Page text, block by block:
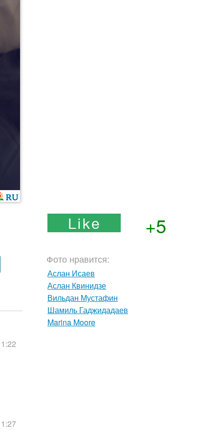
+5
Фото нравится:
Аслан Исаев
Аслан Квинидзе
Вильдан Мустафин
Шамиль Гаджидадаев
Marina Moore